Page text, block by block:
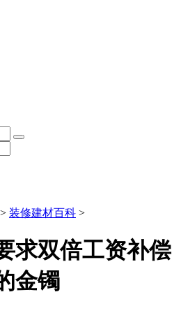
> 装修建材百科 >
求双倍工资补偿
金镯